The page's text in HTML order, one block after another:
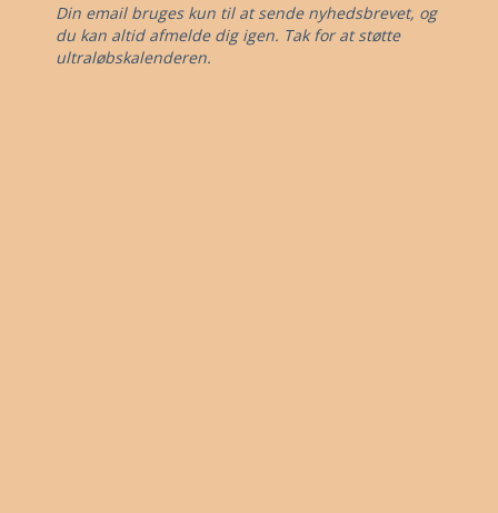
Din email bruges kun til at sende nyhedsbrevet, og
du kan altid afmelde dig igen. Tak for at støtte
ultraløbskalenderen.